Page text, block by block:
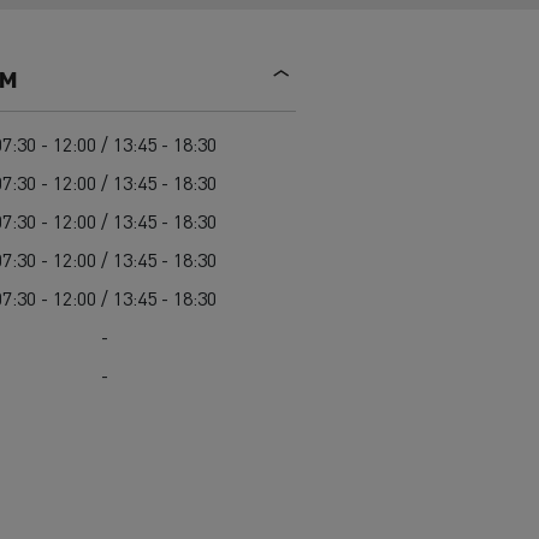
Oprema za lokalne uprave
Hitne i vatrogasne službe
- 12:00 / 13:45 - 18:30
- 12:00 / 13:45 - 18:30
- 12:00 / 13:45 - 18:30
- 12:00 / 13:45 - 18:30
- 12:00 / 13:45 - 18:30
-
-